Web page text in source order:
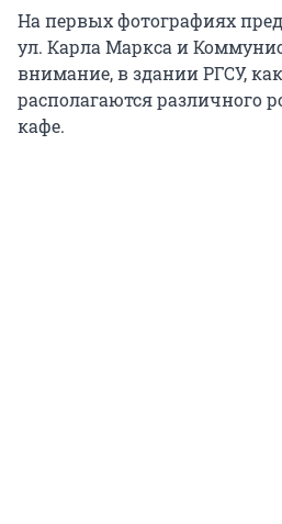
На первых фотографиях
ул. Карла Маркса и
внимание, в здании РГСУ,
располагаются различного
кафе.